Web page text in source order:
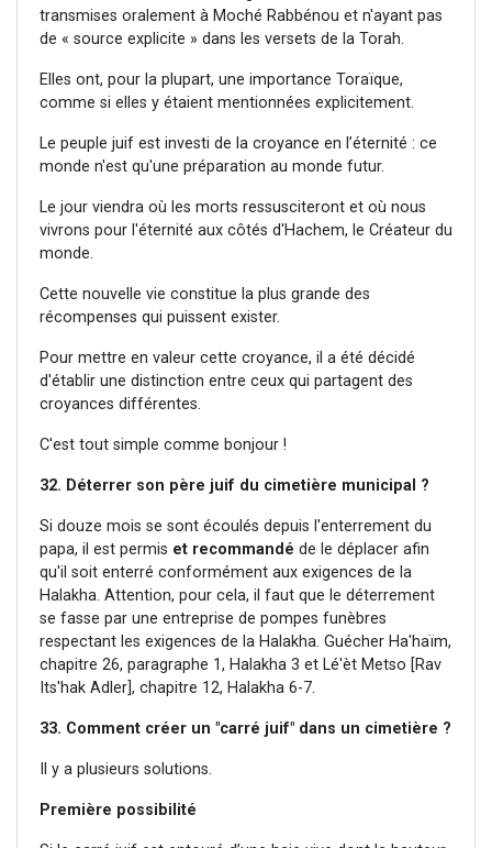
transmises oralement à Moché Rabbénou et n'ayant pas
de « source explicite » dans les versets de la Torah.
Elles ont, pour la plupart, une importance Toraïque,
comme si elles y étaient mentionnées explicitement.
Le peuple juif est investi de la croyance en l’éternité : ce
monde n'est qu'une préparation au monde futur.
Le jour viendra où les morts ressusciteront et où nous
vivrons pour l'éternité aux côtés d'Hachem, le Créateur du
monde.
Cette nouvelle vie constitue la plus grande des
récompenses qui puissent exister.
Pour mettre en valeur cette croyance, il a été décidé
d'établir une distinction entre ceux qui partagent des
croyances différentes.
C'est tout simple comme bonjour !
32. Déterrer son père juif du cimetière municipal ?
Si douze mois se sont écoulés depuis l'enterrement du
papa, il est permis et recommandé de le déplacer afin
qu'il soit enterré conformément aux exigences de la
Halakha. Attention, pour cela, il faut que le déterrement
se fasse par une entreprise de pompes funèbres
respectant les exigences de la Halakha. Guécher Ha'haïm,
chapitre 26, paragraphe 1, Halakha 3 et Lé'èt Metso [Rav
Its'hak Adler], chapitre 12, Halakha 6-7.
33. Comment créer un "carré juif" dans un cimetière ?
Il y a plusieurs solutions.
Première possibilité